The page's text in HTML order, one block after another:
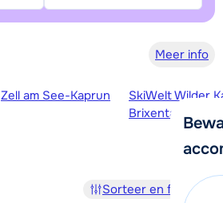
Meer info
Zell am See-Kaprun
SkiWelt Wilder
Brixental
Sorteer en filter